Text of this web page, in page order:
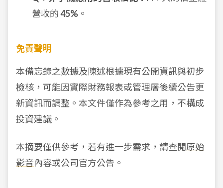
營收的45% 。
免責聲明
本備忘錄之數據及陳述根據現有公開資訊與初步
檢核，可能因實際財務報表或管理層後續公告更
新資訊而調整。本文件僅作為參考之用，不構成
投資建議。
本摘要僅供參考，若有進一步需求，請查閱原始
影音內容或公司官方公告。